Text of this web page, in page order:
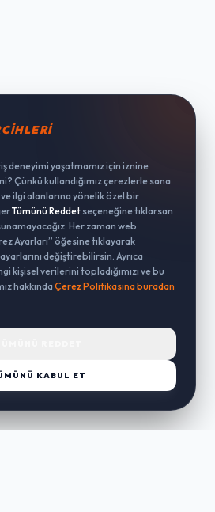
deneyimi yaşatmamız için iznine
Çünkü kullandığımız çerezlerle sana
ilgi alanlarına yönelik özel bir
Tümünü Reddet seçeneğine tıklarsan
Her zaman web
Ayarları” öğesine tıklayarak
değiştirebilirsin. Ayrıca
kişisel verilerini topladığımızı ve bu
hakkında Çerez Politikasına buradan
KABUL ET